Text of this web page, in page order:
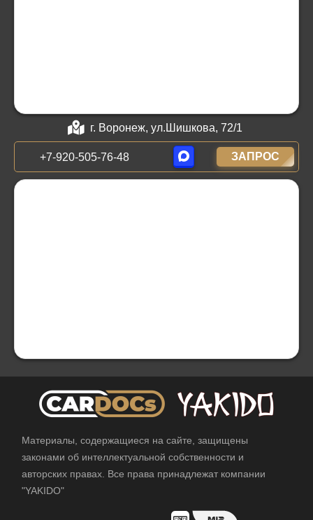
г. Воронеж, ул.Шишкова, 72/1
+7-920-505-76-48 ЗАПРОС
Материалы, содержащиеся на сайте, защищены
законами об интеллектуальной собственности и
авторских правах. Все права принадлежат компании
"YAKIDO"